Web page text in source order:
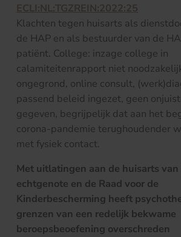
ECLI:NL:TGZREIN:2022:25
Klachten tegen huisarts als
de HAP en als bestuurder van de
patiënt. College: inzage college in
calamiteitenrapport niet
ongegrond, online consult,
passend beleid ingezet, geen
gegeven, begrijpelijk dat aan het
corona-pandemie terughoudender
met fysiek contact.
Met uitlatingen aan de huisarts
echtgenote en de Raad voor de
Kinderbescherming heeft
grenzen van een redelijk bekwame
beroepsbeoefening overschreden